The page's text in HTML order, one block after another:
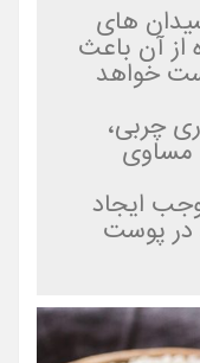
های
از آن باعث
خواهد
چربی،
مساوی
ایجاد
در پوست